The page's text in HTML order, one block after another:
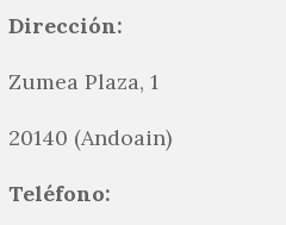
Dirección:
Zumea Plaza, 1
20140 (Andoain)
Teléfono: